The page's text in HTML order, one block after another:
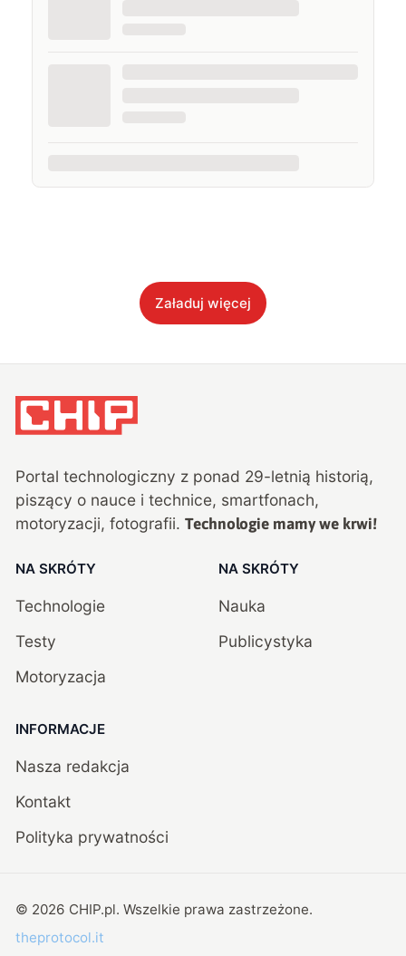
Załaduj więcej
Portal technologiczny z ponad 29-letnią historią,
piszący o nauce i technice, smartfonach,
motoryzacji, fotografii. Technologie mamy we krwi!
NA SKRÓTY
Technologie
Testy
Motoryzacja
NA SKRÓTY
Nauka
Publicystyka
INFORMACJE
Nasza redakcja
Kontakt
Polityka prywatności
© 2026 CHIP.pl. Wszelkie prawa zastrzeżone.
theprotocol.it